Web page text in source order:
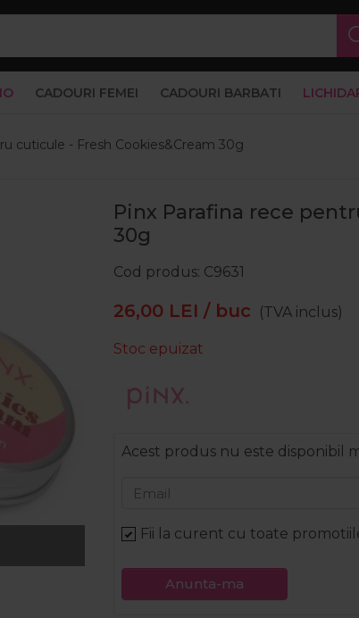
CADOURI FEMEI CADOURI BARBATI
cuticule - Fresh Cookies&Cream 30g
Pinx Parafina rece
30g
Cod produs C9631
26,00 LEI / buc (TVA inclus)
Stoc epuizat
Acest produs nu este disponibil
Email
Fii la curent cu toate
Anunta-ma